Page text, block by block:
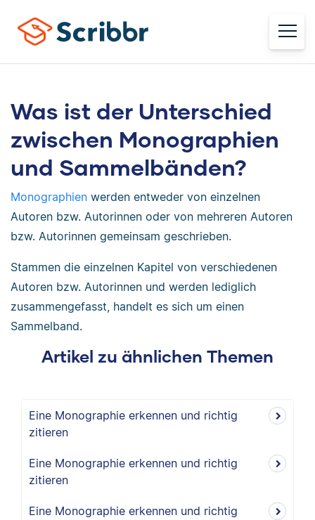
Was ist der Unterschied
zwischen Monographien
und Sammelbänden?
Monographien werden entweder von einzelnen
Autoren bzw. Autorinnen oder von mehreren Autoren
bzw. Autorinnen gemeinsam geschrieben.
Stammen die einzelnen Kapitel von verschiedenen
Autoren bzw. Autorinnen und werden lediglich
zusammengefasst, handelt es sich um einen
Sammelband.
Artikel zu ähnlichen Themen
Eine Monographie erkennen und richtig
zitieren
Eine Monographie erkennen und richtig
zitieren
Eine Monographie erkennen und richtig